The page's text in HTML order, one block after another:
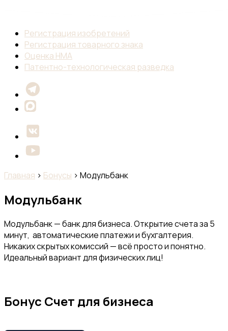
Регистрация изобретений
Регистрация товарного знака
Оценка НМА
Патентно-технологическая разведка
Главная › Бонусы › Модульбанк
Модульбанк
Модульбанк — банк для бизнеса. Открытие счета за 5
минут, автоматические платежи и бухгалтерия.
Никаких скрытых комиссий — всё просто и понятно.
Идеальный вариант для физических лиц!
Бонус Счет для бизнеса